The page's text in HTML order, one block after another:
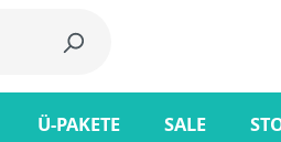
Ü-PAKETE SALE